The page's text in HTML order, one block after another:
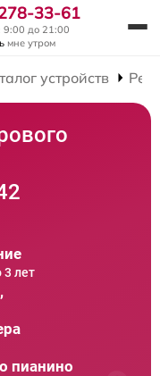
33-61
9:00 до 21:00
мне утром
устройств
3 лет
пианино